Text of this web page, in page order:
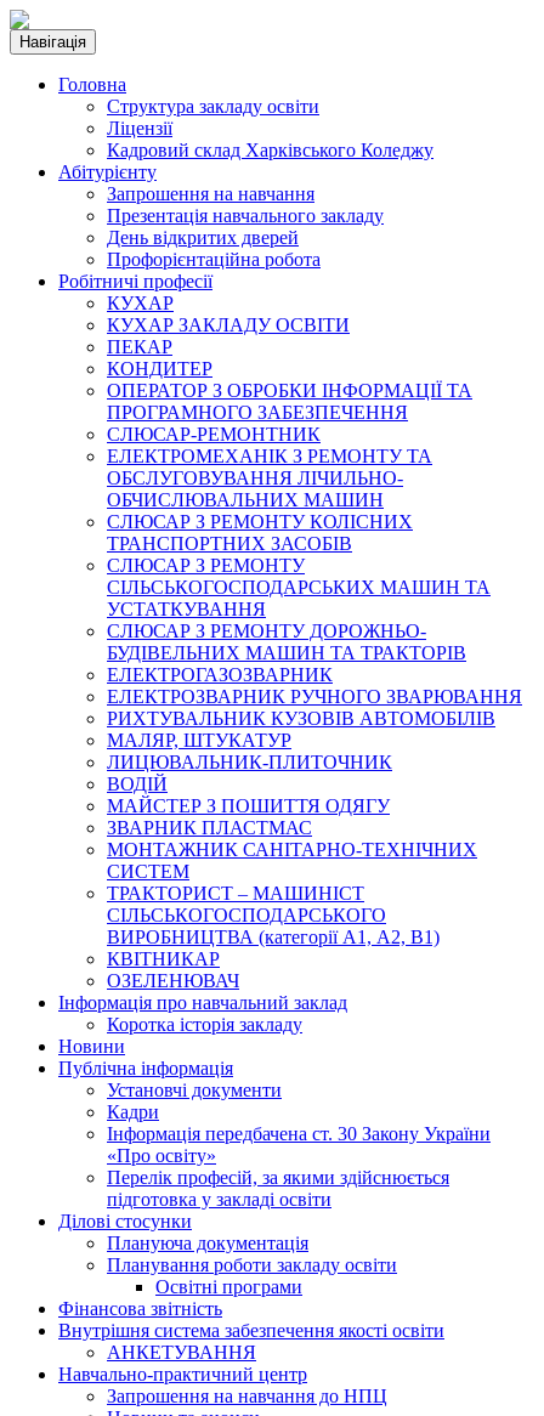
Навігація
Головна
Структура закладу освіти
Ліцензії
Кадровий склад Харківського Коледжу
Абітурієнту
Запрошення на навчання
Презентація навчального закладу
День відкритих дверей
Профорієнтаційна робота
Робітничі професії
КУХАР
КУХАР ЗАКЛАДУ ОСВІТИ
ПЕКАР
КОНДИТЕР
ОПЕРАТОР З ОБРОБКИ ІНФОРМАЦІЇ ТА
ПРОГРАМНОГО ЗАБЕЗПЕЧЕННЯ
СЛЮСАР-РЕМОНТНИК
ЕЛЕКТРОМЕХАНІК З РЕМОНТУ ТА
ОБСЛУГОВУВАННЯ ЛІЧИЛЬНО-
ОБЧИСЛЮВАЛЬНИХ МАШИН
СЛЮСАР З РЕМОНТУ КОЛІСНИХ
ТРАНСПОРТНИХ ЗАСОБІВ
СЛЮСАР З РЕМОНТУ
СІЛЬСЬКОГОСПОДАРСЬКИХ МАШИН ТА
УСТАТКУВАННЯ
СЛЮСАР З РЕМОНТУ ДОРОЖНЬО-
БУДІВЕЛЬНИХ МАШИН ТА ТРАКТОРІВ
ЕЛЕКТРОГАЗОЗВАРНИК
ЕЛЕКТРОЗВАРНИК РУЧНОГО ЗВАРЮВАННЯ
РИХТУВАЛЬНИК КУЗОВІВ АВТОМОБІЛІВ
МАЛЯР, ШТУКАТУР
ЛИЦЮВАЛЬНИК-ПЛИТОЧНИК
ВОДІЙ
МАЙСТЕР З ПОШИТТЯ ОДЯГУ
ЗВАРНИК ПЛАСТМАС
МОНТАЖНИК САНІТАРНО-ТЕХНІЧНИХ
СИСТЕМ
ТРАКТОРИСТ – МАШИНІСТ
СІЛЬСЬКОГОСПОДАРСЬКОГО
ВИРОБНИЦТВА (категорії А1, А2, В1)
КВІТНИКАР
ОЗЕЛЕНЮВАЧ
Інформація про навчальний заклад
Коротка історія закладу
Новини
Публічна інформація
Установчі документи
Кадри
Інформація передбачена ст. 30 Закону України
«Про освіту»
Перелік професій, за якими здійснюється
підготовка у закладі освіти
Ділові стосунки
Плануюча документація
Планування роботи закладу освіти
Освітні програми
Фінансова звітність
Внутрішня система забезпечення якості освіти
АНКЕТУВАННЯ
Навчально-практичний центр
Запрошення на навчання до НПЦ